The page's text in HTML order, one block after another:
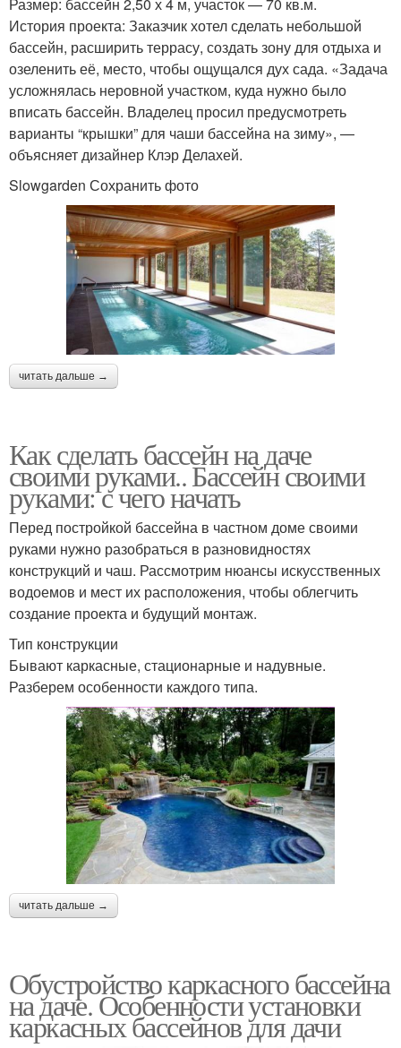
История проекта: Заказчик хотел сделать небольшой
бассейн, расширить террасу, создать зону для отдыха и
озеленить её, место, чтобы ощущался дух сада. «Задача
усложнялась неровной участком, куда нужно было
вписать бассейн. Владелец просил предусмотреть
варианты “крышки” для чаши бассейна на зиму», —
объясняет дизайнер Клэр Делахей.
Slowgarden Сохранить фото
читать дальше →
Как сделать бассейн на даче
своими руками.. Бассейн своими
руками: с чего начать
Перед постройкой бассейна в частном доме своими
руками нужно разобраться в разновидностях
конструкций и чаш. Рассмотрим нюансы искусственных
водоемов и мест их расположения, чтобы облегчить
создание проекта и будущий монтаж.
Тип конструкции
Бывают каркасные, стационарные и надувные.
Разберем особенности каждого типа.
читать дальше →
Обустройство каркасного бассейна
на даче. Особенности установки
каркасных бассейнов для дачи